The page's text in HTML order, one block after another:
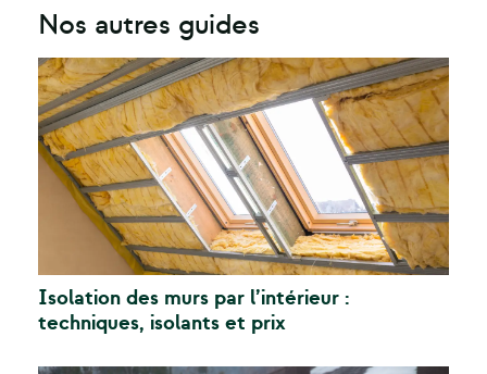
Nos autres guides
Isolation des murs par l’intérieur :
techniques, isolants et prix